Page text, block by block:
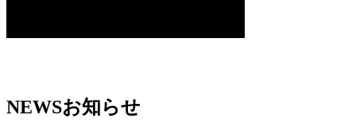
NEWSお知らせ